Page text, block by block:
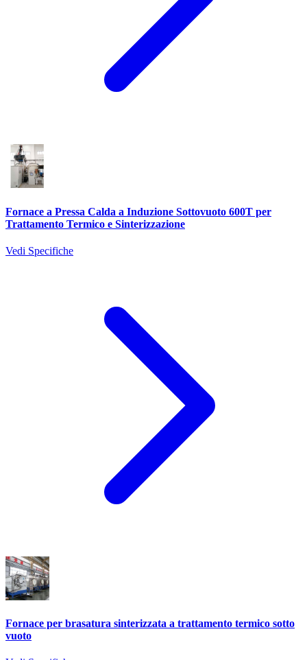
Fornace a Pressa Calda a Induzione Sottovuoto 600T per
Trattamento Termico e Sinterizzazione
Vedi Specifiche
Fornace per brasatura sinterizzata a trattamento termico sotto
vuoto